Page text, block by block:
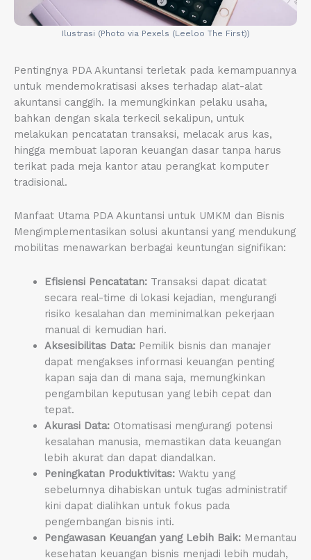
Ilustrasi (Photo via Pexels (Leeloo The First))
Pentingnya PDA Akuntansi terletak pada kemampuannya
untuk mendemokratisasi akses terhadap alat-alat
akuntansi canggih. Ia memungkinkan pelaku usaha,
bahkan dengan skala terkecil sekalipun, untuk
melakukan pencatatan transaksi, melacak arus kas,
hingga membuat laporan keuangan dasar tanpa harus
terikat pada meja kantor atau perangkat komputer
tradisional.
Manfaat Utama PDA Akuntansi untuk UMKM dan Bisnis
Mengimplementasikan solusi akuntansi yang mendukung
mobilitas menawarkan berbagai keuntungan signifikan:
Efisiensi Pencatatan:Transaksi dapat dicatat
secara real-time di lokasi kejadian, mengurangi
risiko kesalahan dan meminimalkan pekerjaan
manual di kemudian hari.
Aksesibilitas Data:Pemilik bisnis dan manajer
dapat mengakses informasi keuangan penting
kapan saja dan di mana saja, memungkinkan
pengambilan keputusan yang lebih cepat dan
tepat.
Akurasi Data:Otomatisasi mengurangi potensi
kesalahan manusia, memastikan data keuangan
lebih akurat dan dapat diandalkan.
Peningkatan Produktivitas:Waktu yang
sebelumnya dihabiskan untuk tugas administratif
kini dapat dialihkan untuk fokus pada
pengembangan bisnis inti.
Pengawasan Keuangan yang Lebih Baik:Memantau
kesehatan keuangan bisnis menjadi lebih mudah,